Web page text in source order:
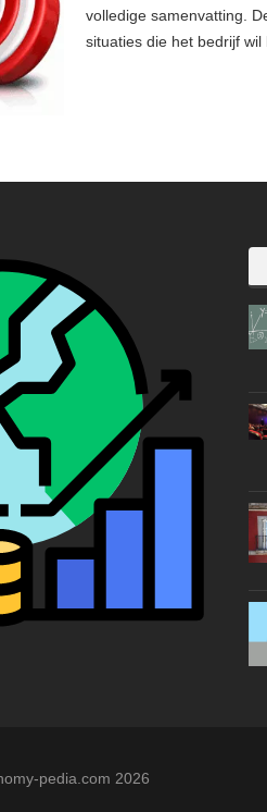
volledige samenvatting.
situaties die het bedrijf
pedia.com 2026